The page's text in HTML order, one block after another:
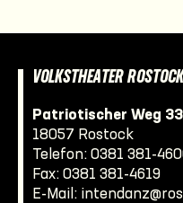
VOLKSTHEATER
Patriotischer Weg 33
18057 Rostock
Telefon: 0381 381-
Fax: 0381 381-4619
E-Mail: